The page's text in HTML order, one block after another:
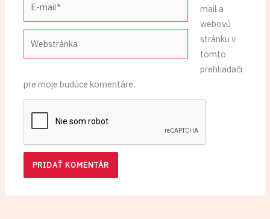
mail a
webovú
stránku v
tomto
prehliadači
pre moje budúce komentáre.